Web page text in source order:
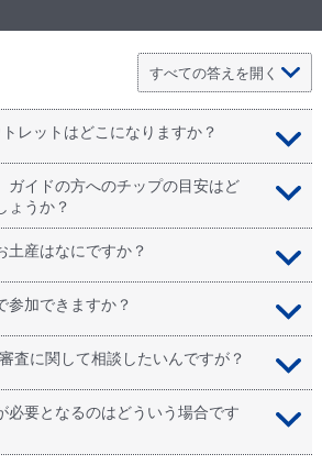
レットはどこになりますか？
Outletを予定しております。
ガイドの方へのチップの目安はど
ょうか？
ではございません。もしもサービスにご満
ら1日毎にドライバー、担当ガイドへ各々
土産はなにですか？
ップやアイスワインを使った商品（チョコ
キー、紅茶、キャンディーなど） ※アイ
一般的に高価ですが、甘くてトロリとした
人気を誇ります
参加できますか？
のみではご参加いただけません。必ず18
査に関して相談したいんですが？
国審査に関する専門的なご相談は承る事
。必ずご自身でお申し込み前に専門機関
ートしている学校、企業等。またはアメ
必要となるのはどういう場合です